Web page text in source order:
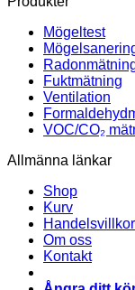
Mögeltest
Fuktmätning
Ventilation
VOC/CO₂
Allmänna länkar
Shop
Kurv
Handelsvillkor
Om oss
Kontakt